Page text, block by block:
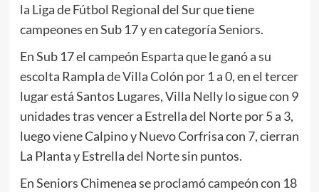
la Liga de Fútbol Regional del Sur que tiene
campeones en Sub 17 y en categoría Seniors.
En Sub 17 el campeón Esparta que le ganó a su
escolta Rampla de Villa Colón por 1 a 0, en el tercer
lugar está Santos Lugares, Villa Nelly lo sigue con 9
unidades tras vencer a Estrella del Norte por 5 a 3,
luego viene Calpino y Nuevo Corfrisa con 7, cierran
La Planta y Estrella del Norte sin puntos.
En Seniors Chimenea se proclamó campeón con 18